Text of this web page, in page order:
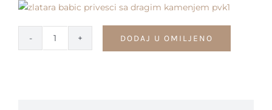
Babic Diamond
Privesci
DODAJ U OMILJENO